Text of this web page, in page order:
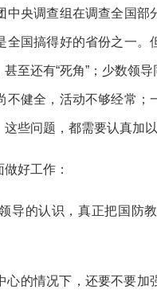
中央调查组在调查全国
全国搞得好的省份之一
至还有“死角”；少数领
不健全，活动不够经常
些问题，都需要认真加
好工作：
导的认识，真正把国防
心的情况下，还要不要